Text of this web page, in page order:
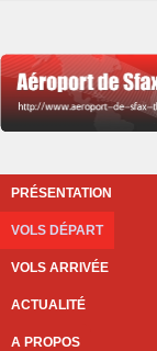
PRÉSENTATION
VOLS DÉPART
VOLS ARRIVÉE
ACTUALITÉ
A PROPOS